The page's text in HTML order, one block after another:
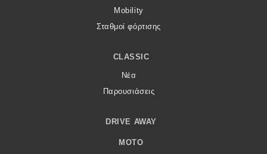
Mobility
Σταθμοί φόρτισης
CLASSIC
Νέα
Παρουσιάσεις
DRIVE AWAY
MOTO